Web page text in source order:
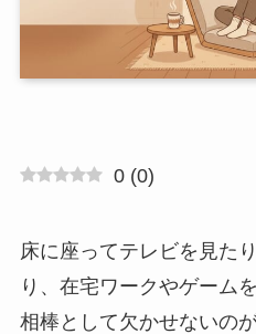
0 (0)
床に座ってテレビを見た
り、在宅ワークやゲー
相棒として欠かせないの